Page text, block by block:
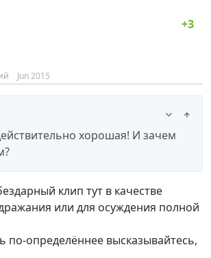
Jun 2015
хорошая! И зачем
клип тут в качестве
или для осуждения полной
по-определённее высказывайтесь,